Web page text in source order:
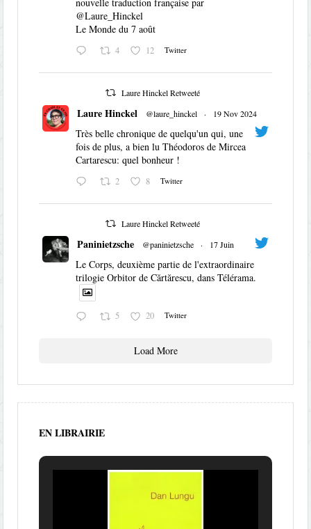
nouvelle traduction française par
@Laure_Hinckel
Le Monde du 7 août
4 12 Twitter
Laure Hinckel Retweeté
Laure Hinckel @laure_hinckel · 19 Nov 2024
Très belle chronique de quelqu'un qui, une
fois de plus, a bien lu Théodoros de Mircea
Cartarescu: quel bonheur !
2 8 Twitter
Laure Hinckel Retweeté
Paninietzsche @paninietzsche · 17 Juin
Le Corps, deuxième partie de l'extraordinaire
trilogie Orbitor de Cărtărescu, dans Télérama.
5 20 Twitter
Load More
EN LIBRAIRIE